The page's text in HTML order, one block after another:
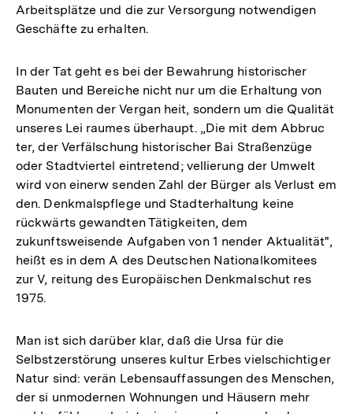
Arbeitsplätze und die zur Versorgung notwendigen
Geschäfte zu erhalten.
In der Tat geht es bei der Bewahrung historischer
Bauten und Bereiche nicht nur um die Erhaltung von
Monumenten der Vergan heit, sondern um die Qualität
unseres Lei raumes überhaupt. „Die mit dem Abbruc
ter, der Verfälschung historischer Bai Straßenzüge
oder Stadtviertel eintretend; vellierung der Umwelt
wird von einerw senden Zahl der Bürger als Verlust em
den. Denkmalspflege und Stadterhaltung keine
rückwärts gewandten Tätigkeiten, dem
zukunftsweisende Aufgaben von 1 nender Aktualität",
heißt es in dem A des Deutschen Nationalkomitees
zur V, reitung des Europäischen Denkmalschut res
1975.
Man ist sich darüber klar, daß die Ursa für die
Selbstzerstörung unseres kultur Erbes vielschichtiger
Natur sind: verän Lebensauffassungen des Menschen,
der si unmodernen Wohnungen und Häusern mehr